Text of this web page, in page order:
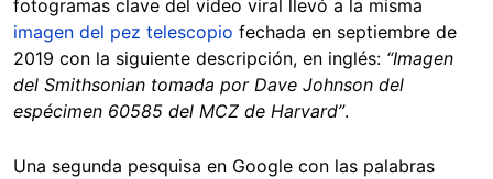
fotogramas clave del video viral llevó a la misma
imagen del pez telescopio fechada en septiembre de
2019 con la siguiente descripción, en inglés: “Imagen
del Smithsonian tomada por Dave Johnson del
espécimen 60585 del MCZ de Harvard”.
Una segunda pesquisa en Google con las palabras